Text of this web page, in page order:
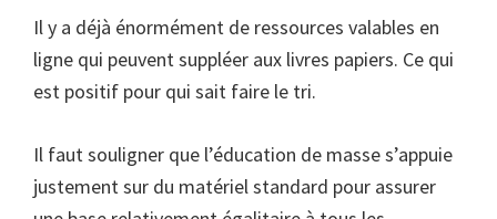
Il y a déjà énormément de ressources valables en
ligne qui peuvent suppléer aux livres papiers. Ce qui
est positif pour qui sait faire le tri.
Il faut souligner que l’éducation de masse s’appuie
justement sur du matériel standard pour assurer